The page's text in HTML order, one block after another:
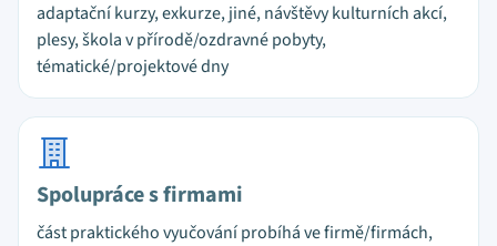
adaptační kurzy, exkurze, jiné, návštěvy kulturních akcí,
plesy, škola v přírodě/ozdravné pobyty,
tématické/projektové dny
Spolupráce s firmami
část praktického vyučování probíhá ve firmě/firmách,